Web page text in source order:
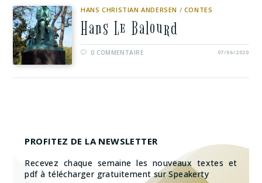
HANS CHRISTIAN ANDERSEN / CONTES
Hans Le Balourd
0 COMMENTAIRE 07/06/2020
PROFITEZ DE LA NEWSLETTER
Recevez chaque semaine les nouveaux textes et
pdf à télécharger gratuitement sur Speakerty